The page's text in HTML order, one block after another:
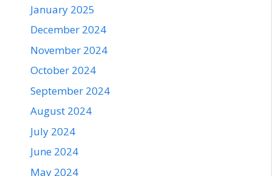
January 2025
December 2024
November 2024
October 2024
September 2024
August 2024
July 2024
June 2024
May 2024